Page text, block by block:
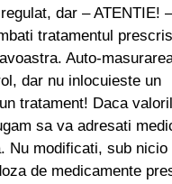
dar – ATENTIE!
tratamentul
Auto-
dar nu inlocuieste un
tratament! Daca
sa va adresati
Nu modificati, sub nicio
de medicamente